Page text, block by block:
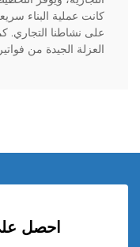
كانت عملية البناء
على نشاطنا التجاري.
العزلة الجيدة من
احصل